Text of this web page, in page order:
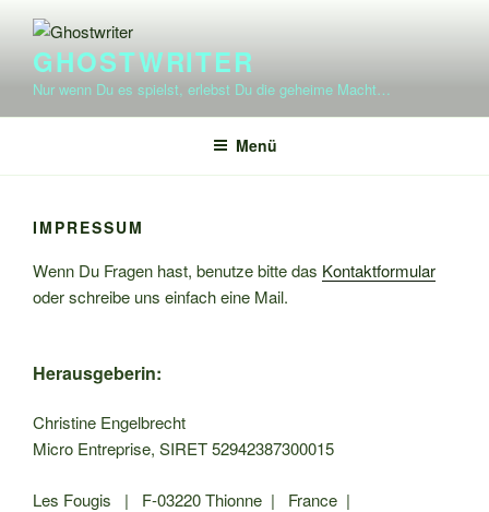
Inhalt
springenGHOSTWRITER
Nur wenn Du es spielst, erlebst Du die geheime Macht…
Menü
IMPRESSUM
Wenn Du Fragen hast, benutze bitte das Kontaktformular
oder schreibe uns einfach eine Mail.
Herausgeberin:
Christine Engelbrecht
Micro Entreprise, SIRET 52942387300015
Les Fougis | F-03220 Thionne | France |